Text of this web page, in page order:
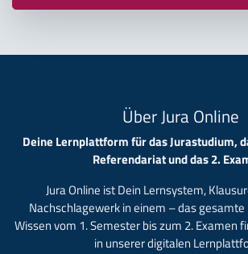
Über Jura Online
Deine Lernplattform für das Jurastudium,
Referendariat und das 2.
Jura Online ist Dein Lernsystem,
Nachschlagewerk in einem – das
Wissen vom 1. Semester bis zum 2. Examen
in unserer digitalen